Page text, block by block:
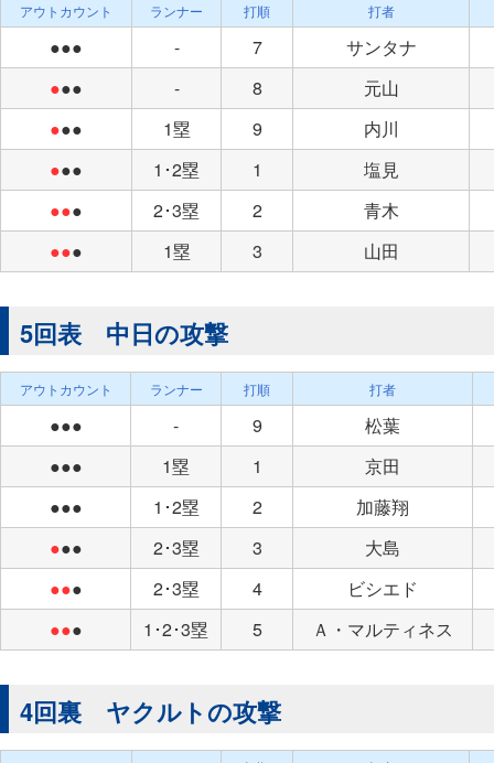
アウトカウント ランナー 打順 打者
●●● - 7
サンタナ
●●● - 8
元山
●●● 1塁 9
内川
●●● 1･2塁 1
塩見
●●● 2･3塁 2
青木
●●● 1塁 3 山田
5回表 中日の攻撃
アウトカウント ランナー 打順 打者
●●● - 9
松葉
●●●
1塁 1
京田
●●●
1･2塁 2
加藤翔
●●● 2･3塁 3
大島
●●● 2･3塁 4
ビシエド
●●● 1･2･3塁 5 Ａ・マルティネス
4回裏 ヤクルトの攻撃